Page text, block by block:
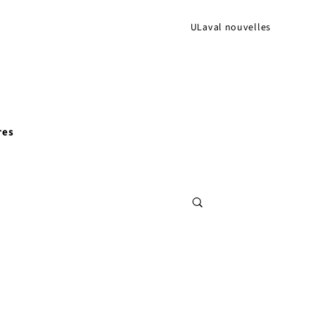
ULaval nouvelles